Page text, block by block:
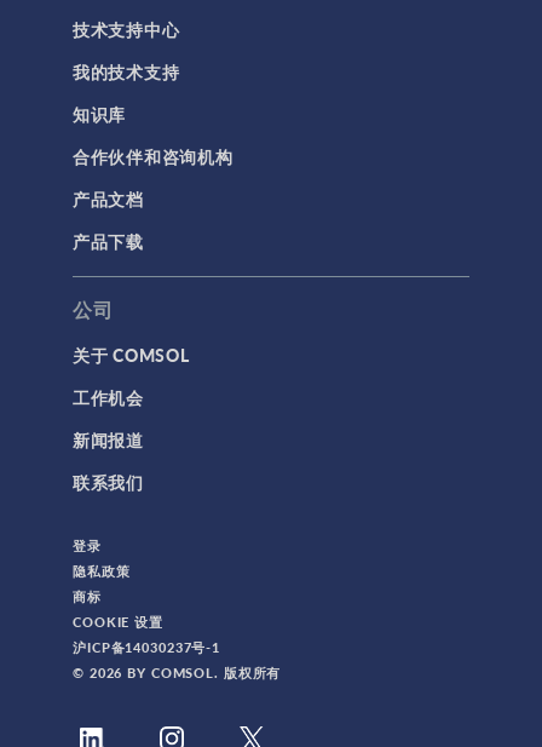
技术支持中心
我的技术支持
知识库
合作伙伴和咨询机构
产品文档
产品下载
公司
关于 COMSOL
工作机会
新闻报道
联系我们
登录
隐私政策
商标
COOKIE 设置
沪ICP备14030237号-1
© 2026 BY COMSOL. 版权所有